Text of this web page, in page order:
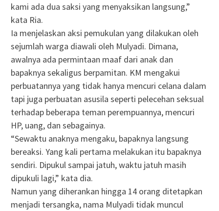
kami ada dua saksi yang menyaksikan langsung,”
kata Ria.
Ia menjelaskan aksi pemukulan yang dilakukan oleh
sejumlah warga diawali oleh Mulyadi. Dimana,
awalnya ada permintaan maaf dari anak dan
bapaknya sekaligus berpamitan. KM mengakui
perbuatannya yang tidak hanya mencuri celana dalam
tapi juga perbuatan asusila seperti pelecehan seksual
terhadap beberapa teman perempuannya, mencuri
HP, uang, dan sebagainya.
“Sewaktu anaknya mengaku, bapaknya langsung
bereaksi. Yang kali pertama melakukan itu bapaknya
sendiri. Dipukul sampai jatuh, waktu jatuh masih
dipukuli lagi,” kata dia.
Namun yang diherankan hingga 14 orang ditetapkan
menjadi tersangka, nama Mulyadi tidak muncul